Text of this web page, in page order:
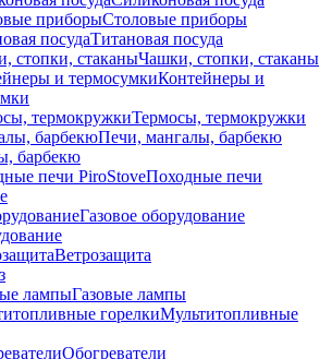
Столовые приборы
Титановая посуда
Чашки, стопки, стаканы
Контейнеры и
Термосы, термокружки
Печи, мангалы, барбекю
барбекю
Походные печи
Газовое оборудование
Ветрозащита
Газовые лампы
Мультитопливные
Обогреватели